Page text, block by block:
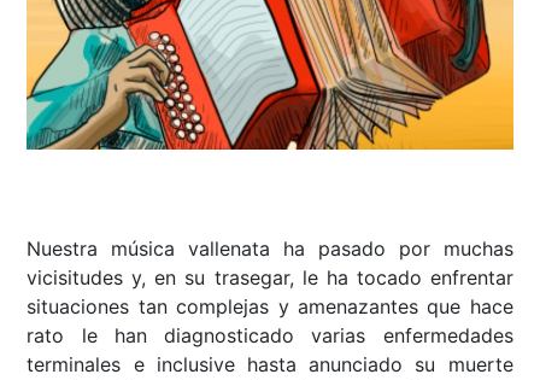
Nuestra música vallenata ha pasado por muchas
vicisitudes y, en su trasegar, le ha tocado enfrentar
situaciones tan complejas y amenazantes que hace
rato le han diagnosticado varias enfermedades
terminales e inclusive hasta anunciado su muerte